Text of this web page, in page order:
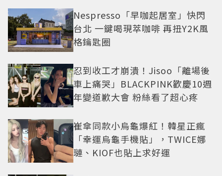
Nespresso「早咖起居室」快閃
台北 一鍵喝現萃咖啡 再扭Y2K風
格鑰匙圈
忍到收工才崩潰！Jisoo「離場後
車上痛哭」BLACKPINK歡慶10週
年變道歉大會 粉絲看了超心疼
崔傘同款小烏龜爆紅！韓星正瘋
「幸運烏龜手機貼」，TWICE娜
璉、KIOF也貼上求好運